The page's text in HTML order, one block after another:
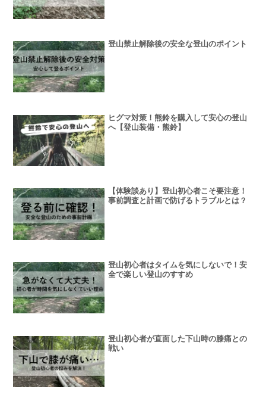
登山禁止解除後の安全な登山のポイント
ヒグマ対策！熊鈴を購入して安心の登山
へ【登山装備・熊鈴】
【体験談あり】登山初心者こそ要注意！
事前調査と計画で防げるトラブルとは？
登山初心者はタイムを気にしないで！安
全で楽しい登山のすすめ
登山初心者が直面した下山時の膝痛との
戦い